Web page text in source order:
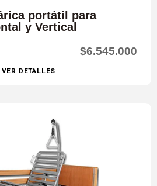
portátil para
y Vertical
$6.545.000
VER DETALLES